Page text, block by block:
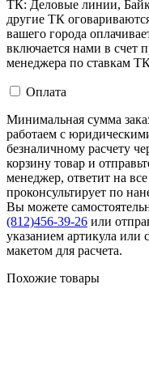
ТК: Деловые линии,
другие ТК
вашего города
включается нами в счет
менеджера по ставкам
Оплата
Минимальная сумма
работаем с
безналичному расчету
корзину товар и
менеджер, ответит на
проконсультирует по
Вы можете
(812)456-39-26 или
указанием артикула или
макетом для расчета.
Похожие товары